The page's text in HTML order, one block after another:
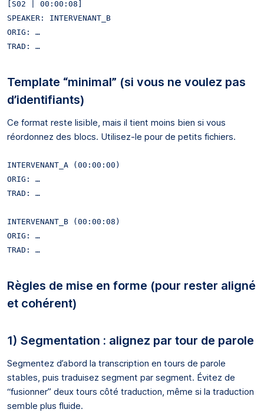
[S02 | 00:00:08]
SPEAKER: INTERVENANT_B
ORIG: …
Template “minimal” (si vous ne voulez pas
d’identifiants)
Ce format reste lisible, mais il tient moins bien si vous
réordonnez des blocs. Utilisez-le pour de petits fichiers.
INTERVENANT_A (00:00:00)
ORIG: …
TRAD: …
INTERVENANT_B (00:00:08)
ORIG: …
Règles de mise en forme (pour rester aligné
et cohérent)
1) Segmentation : alignez par tour de parole
Segmentez d’abord la transcription en tours de parole
stables, puis traduisez segment par segment. Évitez de
“fusionner” deux tours côté traduction, même si la traduction
semble plus fluide.